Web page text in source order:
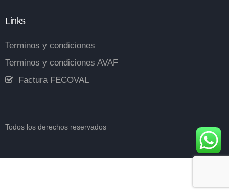
Links
Terminos y condiciones
Terminos y condiciones AVAF
Factura FECOVAL
Todos los derechos reservados